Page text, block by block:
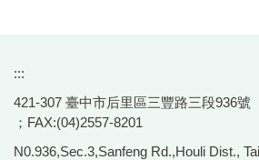
:::
421-307 臺中市后里區三豐路三段936號
；FAX:(04)2557-8201
N0.936,Sec.3,Sanfeng Rd.,Houli Dist.,